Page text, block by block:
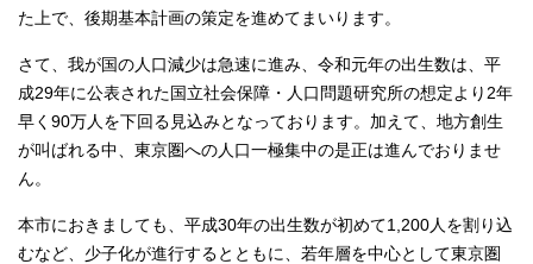
た上で、後期基本計画の策定を進めてまいります。
さて、我が国の人口減少は急速に進み、令和元年の出生数は、平
成29年に公表された国立社会保障・人口問題研究所の想定より2年
早く90万人を下回る見込みとなっております。加えて、地方創生
が叫ばれる中、東京圏への人口一極集中の是正は進んでおりませ
ん。
本市におきましても、平成30年の出生数が初めて1,200人を割り込
むなど、少子化が進行するとともに、若年層を中心として東京圏